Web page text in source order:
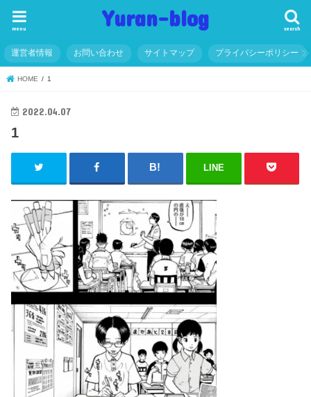
Yuran-blog search
menu
運営者情報 お問い合わせ サイトマップ プライバシーポリシー
HOME 1
2022.04.07
1
LINE